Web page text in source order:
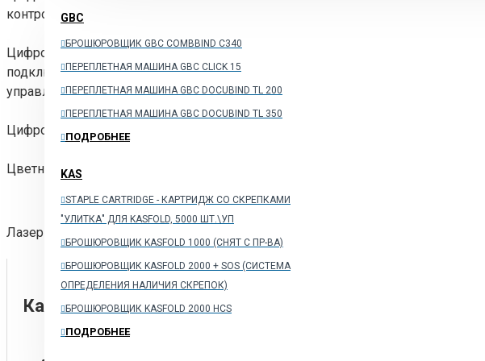
GBC
БРОШЮРОВЩИК GBC COMBBIND C340
ПЕРЕПЛЕТНАЯ МАШИНА GBC CLICK 15
ПЕРЕПЛЕТНАЯ МАШИНА GBC DOCUBIND TL 200
ПЕРЕПЛЕТНАЯ МАШИНА GBC DOCUBIND TL 350
ПОДРОБНЕЕ
KAS
STAPLE CARTRIDGE - КАРТРИДЖ СО СКРЕПКАМИ
"УЛИТКА" ДЛЯ KASFOLD, 5000 ШТ.\УП
БРОШЮРОВЩИК KASFOLD 1000 (CНЯТ С ПР-ВА)
БРОШЮРОВЩИК KASFOLD 2000 + SOS (СИСТЕМА
ОПРЕДЕЛЕНИЯ НАЛИЧИЯ СКРЕПОК)
БРОШЮРОВЩИК KASFOLD 2000 HCS
ПОДРОБНЕЕ
контроллер. Для запуска требуется тонер, девелопер, крышка (или
Цифровое МФУ Aficio MP 301SPF (Монохромное МФУ A4 (копир/PCL принтер/
подключение, автодуплекс. Диск с драйверами и ПО, кабель питания,
управления входят комплект поставки. Необходимо приобретать тонер.)
Цифровое МФУ Aficio MP 6002SP 473880р
Цветное МФУ Aficio MP C2051AD
Лазерное МФУ Aficio SP 3500SF
Каталог